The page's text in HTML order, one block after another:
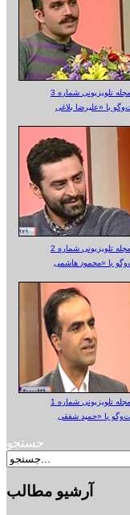
مجله تلویزیونی شماره 3
مجله تلویزیونی شماره 2
مجله تلویزیونی شماره 1
جستجو
آرشیو مطالب